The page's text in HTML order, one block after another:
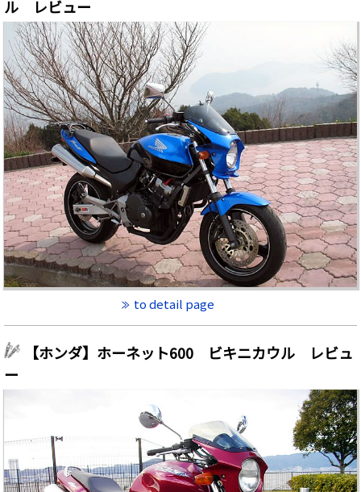
ル レビュー
to detail page
【ホンダ】ホーネット600 ビキニカウル レビュ
ー